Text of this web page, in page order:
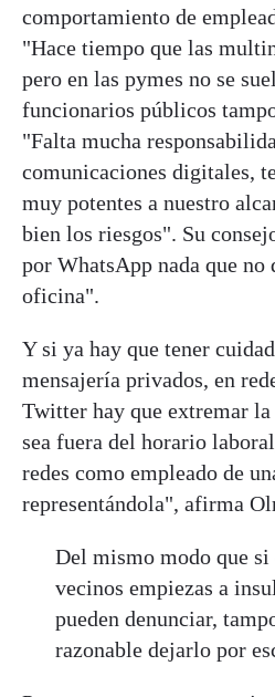
comportamiento de
"Hace tiempo que las
pero en las pymes no se
funcionarios públicos
"Falta mucha
comunicaciones digitales,
muy potentes a nuestro
bien los riesgos". Su
por WhatsApp nada que
oficina".
Y si ya hay que tener
mensajería privados, en
Twitter hay que extremar
sea fuera del horario
redes como empleado de
representándola", afirma
Del mismo modo que si
vecinos empiezas a
pueden denunciar,
razonable dejarlo por